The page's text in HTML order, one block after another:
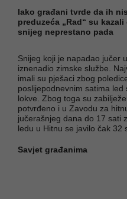
Iako građani tvrde da ih
preduzeća „Rad“ su
snijeg neprestano pada
Snijeg koji je napadao jučer
iznenadio zimske službe.
imali su pješaci zbog
poslijepodnevnim satima
lokve. Zbog toga su
potvrđeno i u Zavodu za
jučerašnjeg dana do 17 sati
ledu u Hitnu se javilo čak 32
Savjet građanima